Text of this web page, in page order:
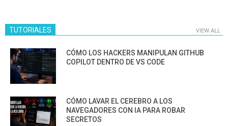
TUTORIALES VIEW ALL
CÓMO LOS HACKERS MANIPULAN GITHUB
COPILOT DENTRO DE VS CODE
CÓMO LAVAR EL CEREBRO A LOS
NAVEGADORES CON IA PARA ROBAR
SECRETOS